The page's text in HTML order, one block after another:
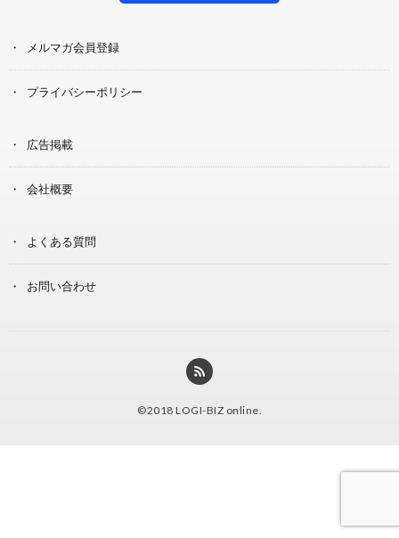
メルマガ会員登録
プライバシーポリシー
広告掲載
会社概要
よくある質問
お問い合わせ
©2018 LOGI-BIZ online